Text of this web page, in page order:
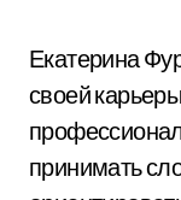
Екатерина
своей
принимать